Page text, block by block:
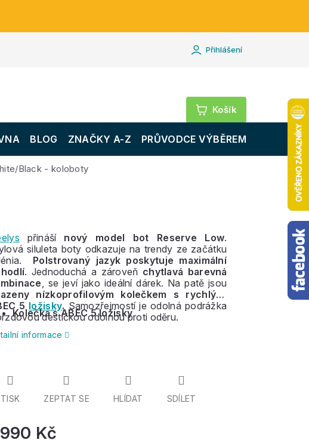
Přihlášení
Nákupní
košík
BLOG ZNAČKY A-Z PRŮVODCE VÝBĚREM
Black - koloboty
Kč
přináší nový model bot Reserve Low.
siluleta boty odkazuje na trendy ze začátku
Polstrovaný jazyk poskytuje maximální
. Jednoduchá a zároveň chytlavá barevná
, se jeví jako ideální dárek. Na patě jsou
nízkoprofilovým kolečkem s rychlými
5 ložisky. Samozřejmostí je odolná podrážka
destičkou odolnou proti oděru.
Kolečka s ABEC 5 ložisky
informace
TISK ZEPTAT SE HLÍDAT SDÍLET